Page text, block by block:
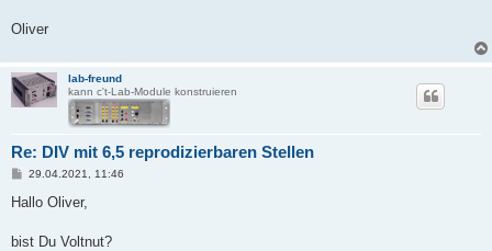
Oliver
lab-freund
kann c't-Lab-Module konstruieren
Re: DIV mit 6,5 reprodizierbaren Stellen
B
i
a
29.04.2021, 11:46
Hallo Oliver,
bist Du Voltnut?